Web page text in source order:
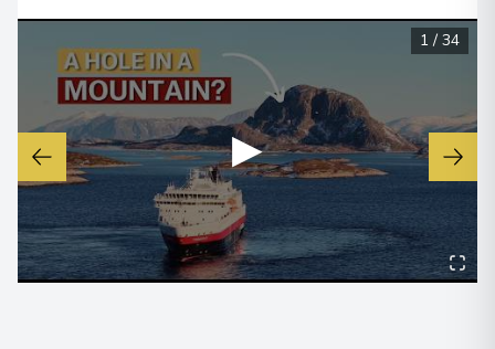
8 Havøysund
Norway
Arrivée:15/12/2027 08:00
15/12/2027 08:15
9 Hammerfest
Norway
Arrivée :15/12/2027 11:00
15/12/2027 12:45
▶
1 / 34